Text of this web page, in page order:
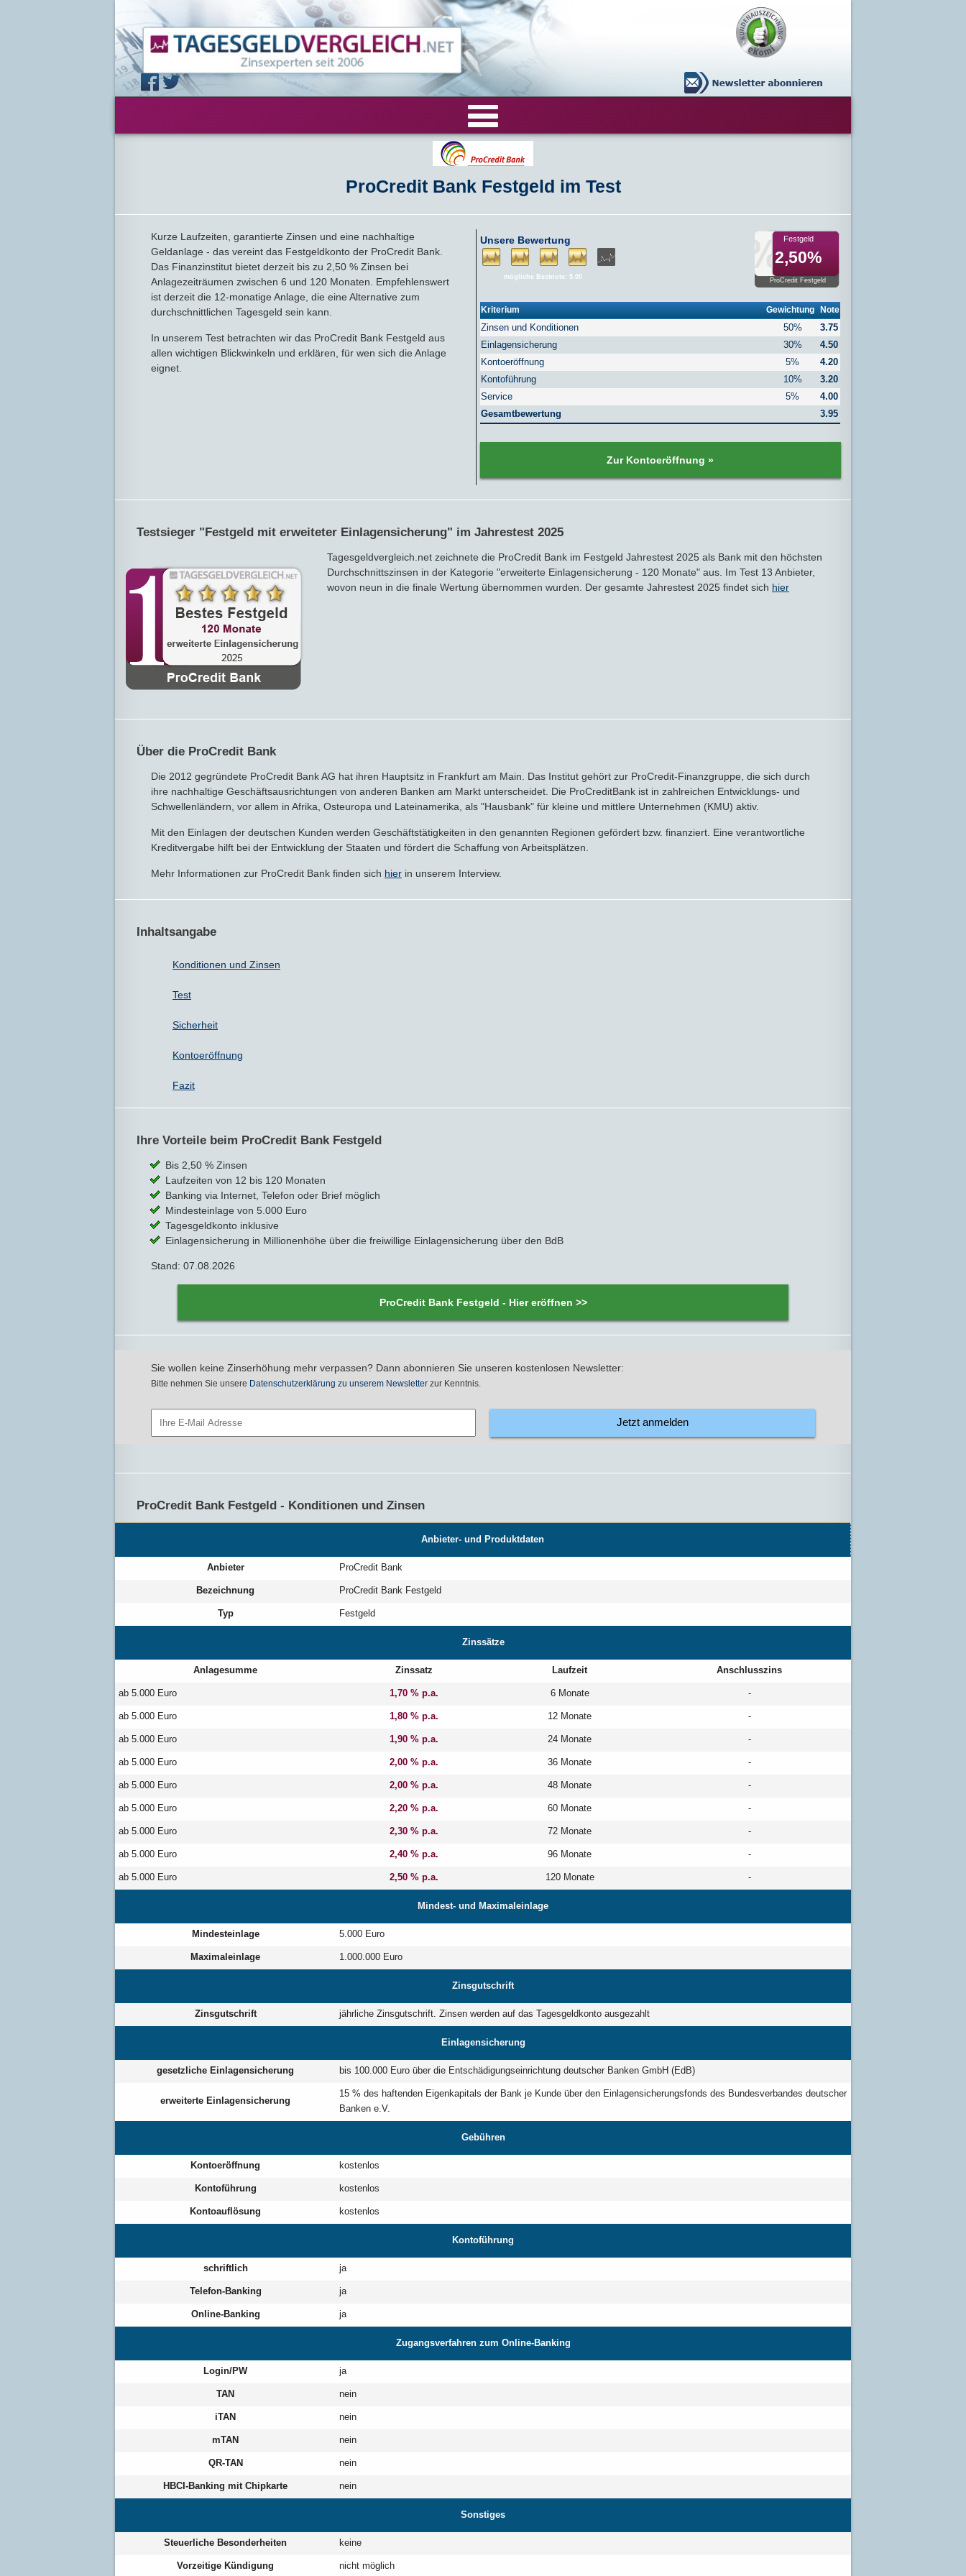
VERGLEICHE
Tagesgeld-Vergleich
Zinsvergleich
Nachhaltige Banken
RECHNER
Festgeldrechner
Tagesgeld-Test
Zinsbroker-Test
FIRMENANGEBOTE
Firmenfestgeld
Cash Management
ANLAGEALTERNATIVEN
Geldmarkt-ETFs
Sparbuch
Sparbriefe
Kombigeld
Sparplan
Depotwechsel
RATGEBER
Ratgeber
Downloads
Lexikon
VERÖFFENTLICHUNGEN
Veröffentlichungen
Zinsradar
Statistiken
ALLGEMEINES
Impressum
Über uns
Newsletter
ProCredit Bank Festgeld im Test
Kurze Laufzeiten, garantierte Zinsen und eine nachhaltige
Geldanlage - das vereint das Festgeldkonto der ProCredit Bank.
Das Finanzinstitut bietet derzeit bis zu 2,50 % Zinsen bei
Anlagezeiträumen zwischen 6 und 120 Monaten. Empfehlenswert
ist derzeit die 12-monatige Anlage, die eine Alternative zum
durchschnittlichen Tagesgeld sein kann.
In unserem Test betrachten wir das ProCredit Bank Festgeld aus
allen wichtigen Blickwinkeln und erklären, für wen sich die Anlage
eignet.
Unsere Bewertung
mögliche Bestnote: 5.00
Festgeld
2,50%
ProCredit Festgeld
Kriterium Gewichtung Note
Zinsen und Konditionen 50%
3.75
Einlagensicherung
30%
4.50
Kontoeröffnung
5%
4.20
Kontoführung
10%
3.20
Service
5%
4.00
Gesamtbewertung
3.95
Zur Kontoeröffnung »
Testsieger "Festgeld mit erweiteter Einlagensicherung" im Jahrestest 2025
Tagesgeldvergleich.net zeichnete die ProCredit Bank im Festgeld Jahrestest 2025 als Bank mit den höchsten
Durchschnittszinsen in der Kategorie "erweiterte Einlagensicherung - 120 Monate" aus. Im Test 13 Anbieter,
wovon neun in die finale Wertung übernommen wurden. Der gesamte Jahrestest 2025 findet sich hier
Über die ProCredit Bank
Die 2012 gegründete ProCredit Bank AG hat ihren Hauptsitz in Frankfurt am Main. Das Institut gehört zur ProCredit-Finanzgruppe, die sich durch
ihre nachhaltige Geschäftsausrichtungen von anderen Banken am Markt unterscheidet. Die ProCreditBank ist in zahlreichen Entwicklungs- und
Schwellenländern, vor allem in Afrika, Osteuropa und Lateinamerika, als "Hausbank" für kleine und mittlere Unternehmen (KMU) aktiv.
Mit den Einlagen der deutschen Kunden werden Geschäftstätigkeiten in den genannten Regionen gefördert bzw. finanziert. Eine verantwortliche
Kreditvergabe hilft bei der Entwicklung der Staaten und fördert die Schaffung von Arbeitsplätzen.
Mehr Informationen zur ProCredit Bank finden sich hier in unserem Interview.
Inhaltsangabe
Konditionen und Zinsen
Test
Sicherheit
Kontoeröffnung
Fazit
Ihre Vorteile beim ProCredit Bank Festgeld
Bis 2,50 % Zinsen
Laufzeiten von 12 bis 120 Monaten
Banking via Internet, Telefon oder Brief möglich
Mindesteinlage von 5.000 Euro
Tagesgeldkonto inklusive
Einlagensicherung in Millionenhöhe über die freiwillige Einlagensicherung über den BdB
Stand: 07.08.2026
ProCredit Bank Festgeld - Hier eröffnen >>
Sie wollen keine Zinserhöhung mehr verpassen? Dann abonnieren Sie unseren kostenlosen Newsletter:
Bitte nehmen Sie unsere Datenschutzerklärung zu unserem Newsletter zur Kenntnis.
Jetzt anmelden
ProCredit Bank Festgeld - Konditionen und Zinsen
Anbieter- und Produktdaten
Anbieter ProCredit Bank
Bezeichnung ProCredit Bank Festgeld
Typ Festgeld
Zinssätze
Anlagesumme Zinssatz Laufzeit Anschlusszins
ab 5.000 Euro 1,70 % p.a. 6 Monate -
ab 5.000 Euro 1,80 % p.a. 12 Monate -
ab 5.000 Euro 1,90 % p.a. 24 Monate -
ab 5.000 Euro 2,00 % p.a. 36 Monate -
ab 5.000 Euro 2,00 % p.a. 48 Monate -
ab 5.000 Euro 2,20 % p.a. 60 Monate -
ab 5.000 Euro 2,30 % p.a. 72 Monate -
ab 5.000 Euro 2,40 % p.a. 96 Monate -
ab 5.000 Euro 2,50 % p.a. 120 Monate -
Mindest- und Maximaleinlage
Mindesteinlage 5.000 Euro
Maximaleinlage 1.000.000 Euro
Zinsgutschrift
Zinsgutschrift jährliche Zinsgutschrift. Zinsen werden auf das Tagesgeldkonto ausgezahlt
Einlagensicherung
gesetzliche Einlagensicherung bis 100.000 Euro über die Entschädigungseinrichtung deutscher Banken GmbH (EdB)
erweiterte Einlagensicherung
15 % des haftenden Eigenkapitals der Bank je Kunde über den Einlagensicherungsfonds des Bundesverbandes deutscher
Banken e.V.
Gebühren
Kontoeröffnung kostenlos
Kontoführung kostenlos
Kontoauflösung kostenlos
Kontoführung
schriftlich ja
Telefon-Banking ja
Online-Banking ja
Zugangsverfahren zum Online-Banking
Login/PW ja
TAN nein
iTAN nein
mTAN nein
QR-TAN nein
HBCI-Banking mit Chipkarte nein
Sonstiges
Steuerliche Besonderheiten keine
Vorzeitige Kündigung nicht möglich